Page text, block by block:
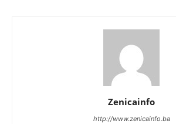
Zenicainfo
http://www.zenicainfo.ba